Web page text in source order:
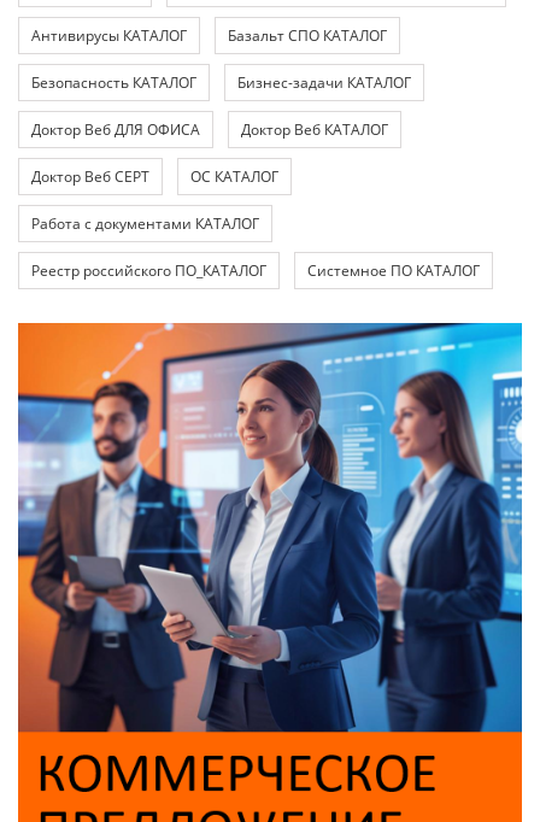
Антивирусы КАТАЛОГ Базальт СПО КАТАЛОГ
Безопасность КАТАЛОГ Бизнес-задачи КАТАЛОГ
Доктор Веб ДЛЯ ОФИСА Доктор Веб КАТАЛОГ
Доктор Веб СЕРТ ОС КАТАЛОГ
Работа с документами КАТАЛОГ
Реестр российского ПО_КАТАЛОГ Системное ПО КАТАЛОГ